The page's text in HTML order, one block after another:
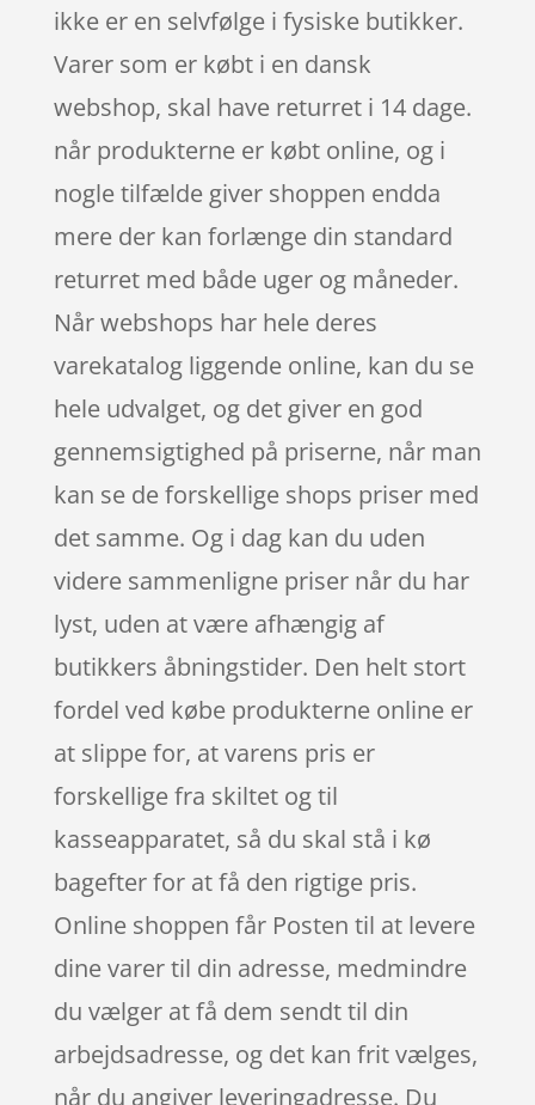
ikke er en selvfølge i fysiske butikker.
Varer som er købt i en dansk
webshop, skal have returret i 14 dage.
når produkterne er købt online, og i
nogle tilfælde giver shoppen endda
mere der kan forlænge din standard
returret med både uger og måneder.
Når webshops har hele deres
varekatalog liggende online, kan du se
hele udvalget, og det giver en god
gennemsigtighed på priserne, når man
kan se de forskellige shops priser med
det samme. Og i dag kan du uden
videre sammenligne priser når du har
lyst, uden at være afhængig af
butikkers åbningstider. Den helt stort
fordel ved købe produkterne online er
at slippe for, at varens pris er
forskellige fra skiltet og til
kasseapparatet, så du skal stå i kø
bagefter for at få den rigtige pris.
Online shoppen får Posten til at levere
dine varer til din adresse, medmindre
du vælger at få dem sendt til din
arbejdsadresse, og det kan frit vælges,
når du angiver leveringadresse. Du